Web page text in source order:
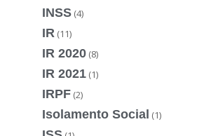
INSS (4)
IR (11)
IR 2020 (8)
IR 2021 (1)
IRPF (2)
Isolamento Social (1)